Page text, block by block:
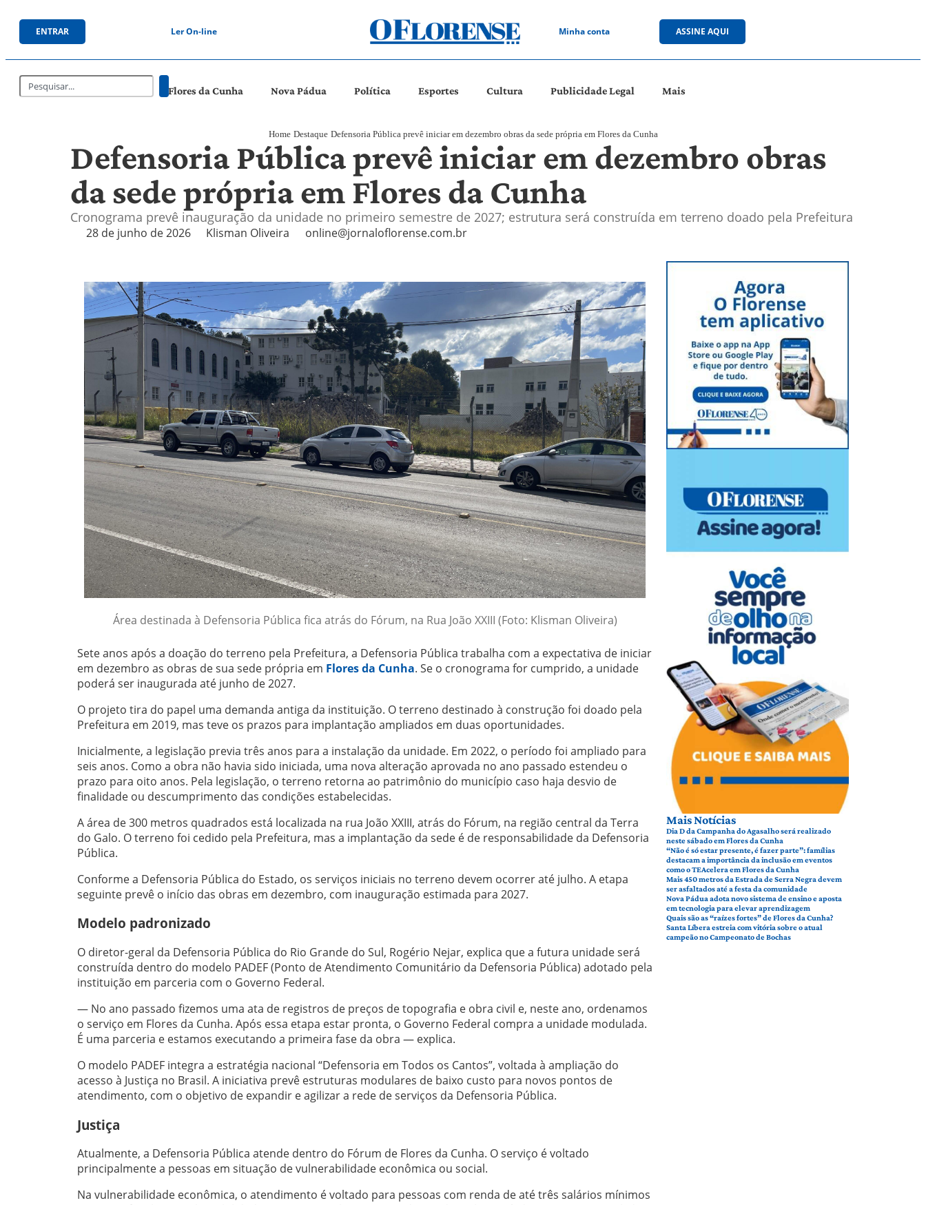
ENTRAR Ler On-line Minha conta ASSINE AQUI
Flores da Cunha Nova Pádua Política Esportes Cultura Publicidade Legal Mais
Home Destaque Defensoria Pública prevê iniciar em dezembro obras da sede própria em Flores da Cunha
Defensoria Pública prevê iniciar em dezembro obras
da sede própria em Flores da Cunha
Cronograma prevê inauguração da unidade no primeiro semestre de 2027; estrutura será construída em terreno doado pela Prefeitura
28 de junho de 2026 Klisman Oliveira online@jornaloflorense.com.br
Área destinada à Defensoria Pública fica atrás do Fórum, na Rua João XXIII (Foto: Klisman Oliveira)
Sete anos após a doação do terreno pela Prefeitura, a Defensoria Pública trabalha com a expectativa de iniciar
em dezembro as obras de sua sede própria em Flores da Cunha. Se o cronograma for cumprido, a unidade
poderá ser inaugurada até junho de 2027.
O projeto tira do papel uma demanda antiga da instituição. O terreno destinado à construção foi doado pela
Prefeitura em 2019, mas teve os prazos para implantação ampliados em duas oportunidades.
Inicialmente, a legislação previa três anos para a instalação da unidade. Em 2022, o período foi ampliado para
seis anos. Como a obra não havia sido iniciada, uma nova alteração aprovada no ano passado estendeu o
prazo para oito anos. Pela legislação, o terreno retorna ao patrimônio do município caso haja desvio de
finalidade ou descumprimento das condições estabelecidas.
A área de 300 metros quadrados está localizada na rua João XXIII, atrás do Fórum, na região central da Terra
do Galo. O terreno foi cedido pela Prefeitura, mas a implantação da sede é de responsabilidade da Defensoria
Pública.
Conforme a Defensoria Pública do Estado, os serviços iniciais no terreno devem ocorrer até julho. A etapa
seguinte prevê o início das obras em dezembro, com inauguração estimada para 2027.
Modelo padronizado
O diretor-geral da Defensoria Pública do Rio Grande do Sul, Rogério Nejar, explica que a futura unidade será
construída dentro do modelo PADEF (Ponto de Atendimento Comunitário da Defensoria Pública) adotado pela
instituição em parceria com o Governo Federal.
— No ano passado fizemos uma ata de registros de preços de topografia e obra civil e, neste ano, ordenamos
o serviço em Flores da Cunha. Após essa etapa estar pronta, o Governo Federal compra a unidade modulada.
É uma parceria e estamos executando a primeira fase da obra — explica.
O modelo PADEF integra a estratégia nacional “Defensoria em Todos os Cantos”, voltada à ampliação do
acesso à Justiça no Brasil. A iniciativa prevê estruturas modulares de baixo custo para novos pontos de
atendimento, com o objetivo de expandir e agilizar a rede de serviços da Defensoria Pública.
Justiça
Atualmente, a Defensoria Pública atende dentro do Fórum de Flores da Cunha. O serviço é voltado
principalmente a pessoas em situação de vulnerabilidade econômica ou social.
Na vulnerabilidade econômica, o atendimento é voltado para pessoas com renda de até três salários mínimos
Mais Notícias
Dia D da Campanha do Agasalho será realizado
neste sábado em Flores da Cunha
“Não é só estar presente, é fazer parte”: famílias
destacam a importância da inclusão em eventos
como o TEAcelera em Flores da Cunha
Mais 450 metros da Estrada de Serra Negra devem
ser asfaltados até a festa da comunidade
Nova Pádua adota novo sistema de ensino e aposta
em tecnologia para elevar aprendizagem
Quais são as “raízes fortes” de Flores da Cunha?
Santa Líbera estreia com vitória sobre o atual
campeão no Campeonato de Bochas